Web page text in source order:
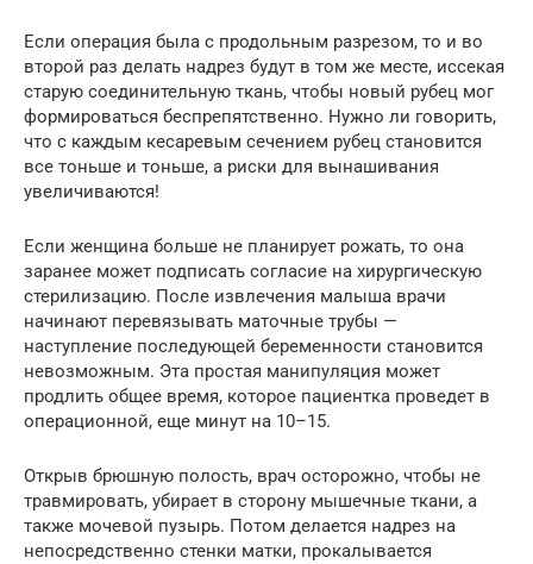
Если операция была с продольным разрезом, то и во
второй раз делать надрез будут в том же месте, иссекая
старую соединительную ткань, чтобы новый рубец мог
формироваться беспрепятственно. Нужно ли говорить,
что с каждым кесаревым сечением рубец становится
все тоньше и тоньше, а риски для вынашивания
увеличиваются!
Если женщина больше не планирует рожать, то она
заранее может подписать согласие на хирургическую
стерилизацию. После извлечения малыша врачи
начинают перевязывать маточные трубы —
наступление последующей беременности становится
невозможным. Эта простая манипуляция может
продлить общее время, которое пациентка проведет в
операционной, еще минут на 10–15.
Открыв брюшную полость, врач осторожно, чтобы не
травмировать, убирает в сторону мышечные ткани, а
также мочевой пузырь. Потом делается надрез на
непосредственно стенки матки, прокалывается